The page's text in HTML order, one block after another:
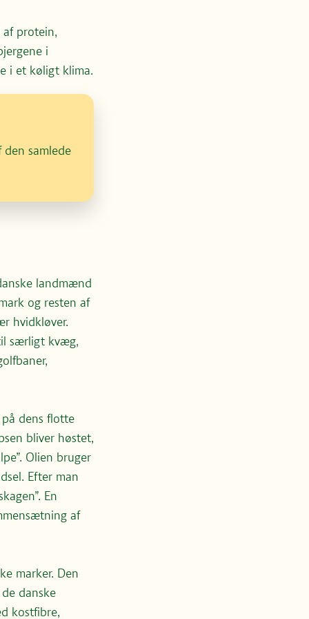
af protein,
i
i et køligt klima.
samlede
landmænd
og resten af
hvidkløver.
særligt kvæg,
på dens flotte
bliver høstet,
Olien bruger
Efter man
En
af
marker. Den
danske
kostfibre,